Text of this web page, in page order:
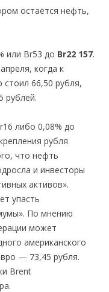
остаётся нефть,
или Br53 до Br22 157.
когда к
стоил 66,50 рубля,
рублей.
либо 0,08% до
рубля
что нефть
и инвесторы
активов».
упасть
По мнению
может
американского
— 73,45 рубля.
Brent